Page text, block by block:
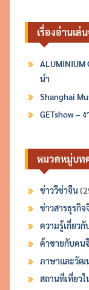
เรื่องอ่านเล่
นำ
Shanghai
GETshow –
หมวดหมู่บท
ข่าววีซ่าจีน
ข่าวสารธุรกิจ
ความรู้เกี่ยว
ค้าขายกับคน
ภาษาและวัฒ
สถานที่เที่ยว